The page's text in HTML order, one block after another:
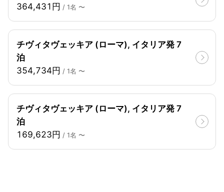
364,431円 / 1名 〜
チヴィタヴェッキア (ローマ), イタリア発 7
泊
354,734円 / 1名 〜
チヴィタヴェッキア (ローマ), イタリア発 7
泊
169,623円 / 1名 〜